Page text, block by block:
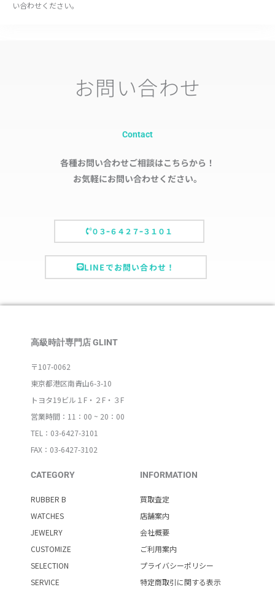
い合わせください。
お問い合わせ
Contact
各種お問い合わせご相談はこちらから！
お気軽にお問い合わせください。
０３ｰ６４２７ｰ３１０１
LINEでお問い合わせ！
高級時計専門店 GLINT
〒107-0062
東京都港区南青山6-3-10
トヨタ19ビル１F・２F・３F
営業時間：11：00 ~ 20：00
TEL：03-6427-3101
FAX：03-6427-3102
CATEGORY
RUBBER B
WATCHES
JEWELRY
CUSTOMIZE
SELECTION
SERVICE
INFORMATION
買取査定
店舗案内
会社概要
ご利用案内
プライバシーポリシー
特定商取引に関する表示